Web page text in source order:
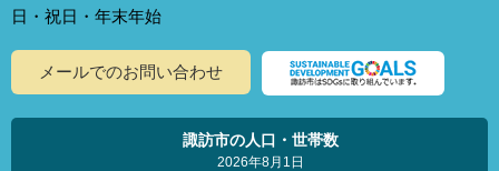
日・祝日・年末年始
メールでのお問い合わせ
諏訪市の人口・世帯数
2026年8月1日